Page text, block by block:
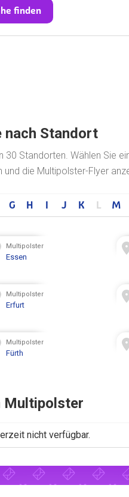
finden
Standort
30 Standorten. Wählen Sie
die Multipolster-Flyer
G H I J K L M
Multipolster
Essen
Multipolster
Erfurt
Multipolster
Fürth
Multipolster
nicht verfügbar.